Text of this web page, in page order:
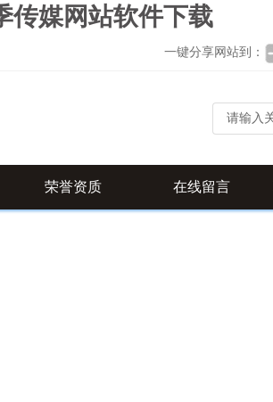
传媒网站软件下载
一键分享网站到：
荣誉资质 在线留言